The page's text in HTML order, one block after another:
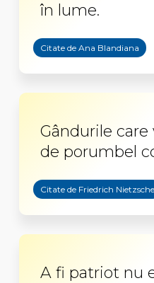
în lume.
Citate de Ana Blandiana
Gândurile
de porumbel
Citate de Friedrich Nietzsche
A fi patriot nu